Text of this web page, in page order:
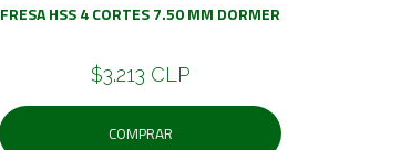
FRESA HSS 4 CORTES 7.50 MM DORMER
$3.213 CLP
COMPRAR